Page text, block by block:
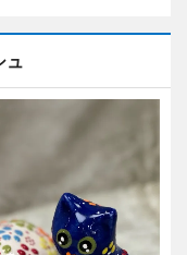
ュ